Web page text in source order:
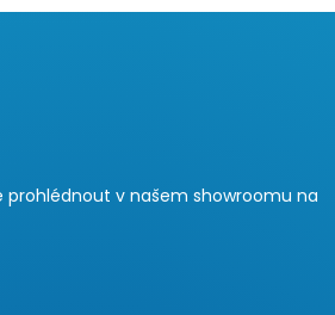
prohlédnout v našem showroomu na